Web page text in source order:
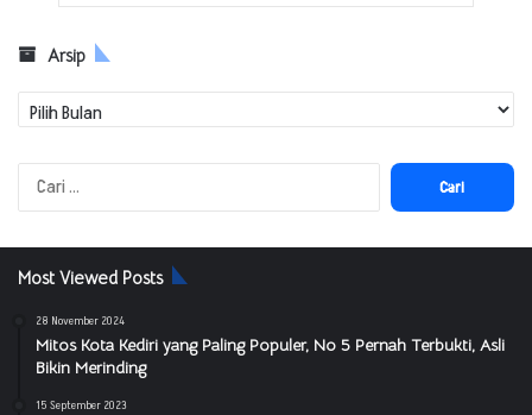
Arsip
Cari
Most Viewed Posts
28 November 2024
Mitos Kota Kediri yang Paling Populer, No 5 Pernah Terbukti, Asli
Bikin Merinding
15 September 2023